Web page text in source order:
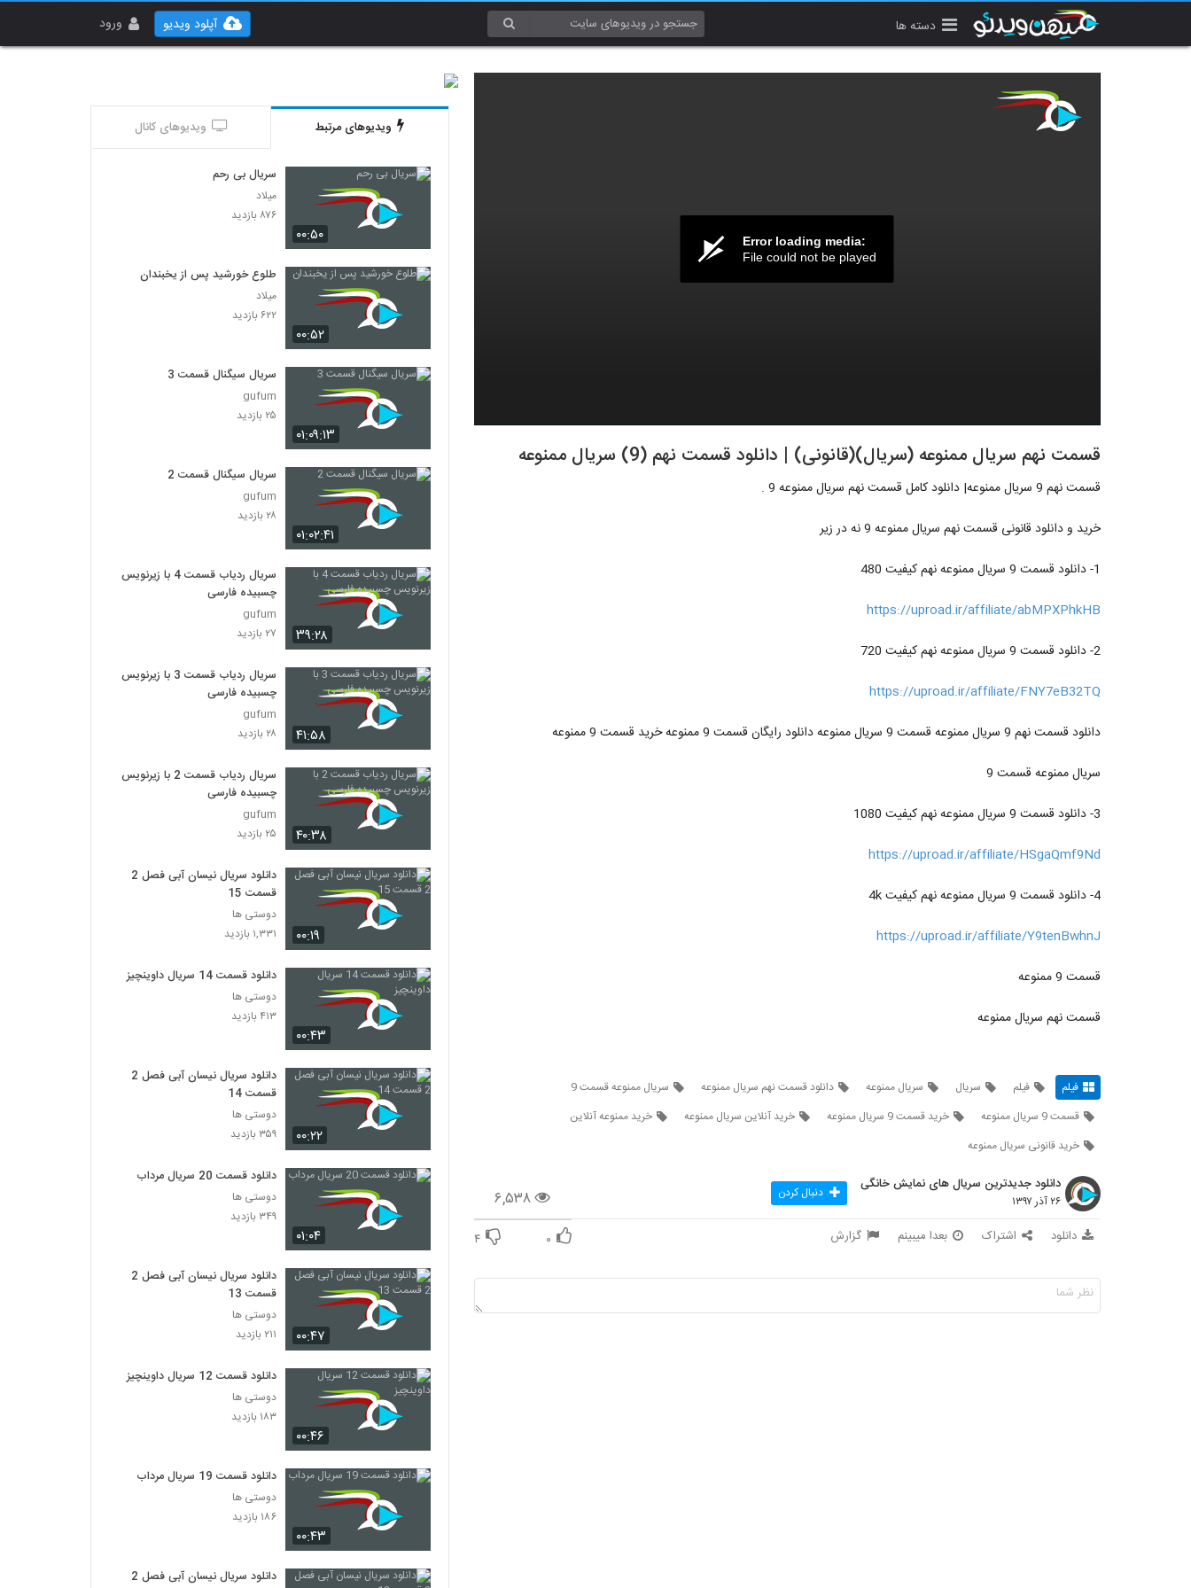
دسته ها ورود آپلود ویدیو
Error loading media:
File could not be played
قسمت نهم سریال ممنوعه (سریال)(قانونی) | دانلود قسمت نهم (9) سریال ممنوعه
قسمت نهم 9 سریال ممنوعه| دانلود کامل قسمت نهم سریال ممنوعه 9 .
خرید و دانلود قانونی قسمت نهم سریال ممنوعه 9 نه در زیر
1- دانلود قسمت 9 سریال ممنوعه نهم کیفیت 480
https://uproad.ir/affiliate/abMPXPhkHB
2- دانلود قسمت 9 سریال ممنوعه نهم کیفیت 720
https://uproad.ir/affiliate/FNY7eB32TQ
دانلود قسمت نهم 9 سریال ممنوعه قسمت 9 سریال ممنوعه دانلود رایگان قسمت 9 ممنوعه خرید قسمت 9 ممنوعه
سریال ممنوعه قسمت 9
3- دانلود قسمت 9 سریال ممنوعه نهم کیفیت 1080
https://uproad.ir/affiliate/HSgaQmf9Nd
4- دانلود قسمت 9 سریال ممنوعه نهم کیفیت 4k
https://uproad.ir/affiliate/Y9tenBwhnJ
قسمت 9 ممنوعه
قسمت نهم سریال ممنوعه
فیلم فیلم سریال سریال ممنوعه دانلود قسمت نهم سریال ممنوعه
سریال ممنوعه قسمت 9
قسمت 9 سریال ممنوعه
خرید قسمت 9 سریال ممنوعه خرید آنلاین سریال ممنوعه
خرید ممنوعه آنلاین
خرید قانونی سریال ممنوعه
۶,۵۳۸
دانلود جدیدترین سریال های نمایش خانگی
۲۶ آذر ۱۳۹۷ دنبال کردن
دانلود اشتراک بعدا میبینم گزارش ۰ ۴
ویدیوهای مرتبط ویدیوهای کانال
۰۰:۵۰
سریال بی رحم
میلاد
۸۷۶ بازدید
۰۰:۵۲
طلوع خورشید پس از یخبندان
میلاد
۶۲۲ بازدید
۰۱:۰۹:۱۳
سریال سیگنال قسمت 3
gufum
۲۵ بازدید
۰۱:۰۲:۴۱
سریال سیگنال قسمت 2
gufum
۲۸ بازدید
۳۹:۲۸
سریال ردیاب قسمت 4 با زیرنویس
چسبیده فارسی
gufum
۲۷ بازدید
۴۱:۵۸
سریال ردیاب قسمت 3 با زیرنویس
چسبیده فارسی
gufum
۲۸ بازدید
۴۰:۳۸
سریال ردیاب قسمت 2 با زیرنویس
چسبیده فارسی
gufum
۲۵ بازدید
۰۰:۱۹
دانلود سریال نیسان آبی فصل 2
قسمت 15
دوستی ها
۱,۳۳۱ بازدید
۰۰:۴۳
دانلود قسمت 14 سریال داوینچیز
دوستی ها
۴۱۳ بازدید
۰۰:۲۲
دانلود سریال نیسان آبی فصل 2
قسمت 14
دوستی ها
۳۵۹ بازدید
۰۱:۰۴
دانلود قسمت 20 سریال مرداب
دوستی ها
۳۴۹ بازدید
۰۰:۴۷
دانلود سریال نیسان آبی فصل 2
قسمت 13
دوستی ها
۲۱۱ بازدید
۰۰:۴۶
دانلود قسمت 12 سریال داوینچیز
دوستی ها
۱۸۳ بازدید
۰۰:۴۳
دانلود قسمت 19 سریال مرداب
دوستی ها
۱۸۶ بازدید
دانلود سریال نیسان آبی فصل 2